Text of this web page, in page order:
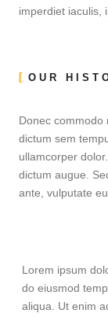
imperdiet iaculis,
OUR
Donec commodo
dictum sem
ullamcorper
dictum augue.
ante, vulputate
Lorem ipsum
do eiusmod
aliqua. Ut enim